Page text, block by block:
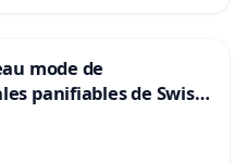
mode de
panifiables de Swiss
en protéines